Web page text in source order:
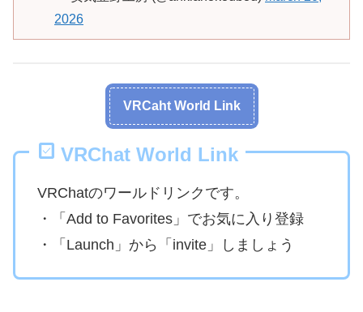
2026
VRCaht World Link
VRChat World Link
VRChatのワールドリンクです。
・「Add to Favorites」でお気に入り登録
・「Launch」から「invite」しましょう